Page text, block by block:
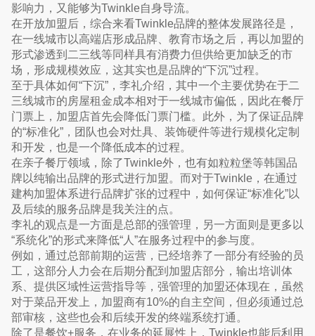
影响力，又能够为Twinkle自身导流。
在开放加盟后，综合来看Twinkle品牌的整体发展路径是，
在一线城市以高端店形成品牌、教育市场之后，再以加盟的
形式渗透到二三线等同样具有消费力但供给更加缺乏的市
场，形成规模效应，这其实也是品牌的“下沉”过程。
至于具体如何“下沉”，李礼介绍，其中一个主要优势在于二
三线城市的房屋租金成本相对于一线城市偏低，因此在餐厅
门票上，加盟店首先会降低门票门槛。此外，为了保证品牌
的“标准化”，团队也会对灶具、装饰硬件等进行规模化定制
和开发，也是一个降低成本的过程。
在亲子餐厅领域，除了Twinkle外，也有如粒粒堡等韩国品
牌以纯输出品牌的形式进行加盟。而对于Twinkle，在通过
建构加盟体系进行品牌扩张的过程中，如何保证“标准化”以
及后续的服务品牌是我关注的点。
李礼的观点是一方面是总部的强管理，另一方面则是更多以
“系统化”的形式来降低“人”在服务过程中的参与度。
例如，通过总部前期的运营，已经培养了一部分有经验的员
工，这部分人力会在后期分配到加盟店部分，输出培训体
系、提供区域性运营指导等，强管理的加盟还体现在，虽然
对于菜品开发上，加盟商有10%的自主空间，但必须通过总
部审核，这些也会和后续开发的终端系统打通。
除了是餐饮+服务，在业务的延展性上，Twinkle也能后利用